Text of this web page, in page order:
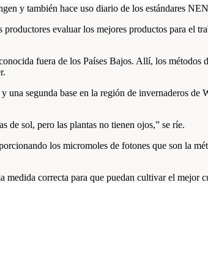
y también hace uso diario de los estándares
evaluar los mejores productos para el
fuera de los Países Bajos. Allí, los métodos
segunda base en la región de invernaderos de
de sol, pero las plantas no tienen ojos,” se ríe.
los micromoles de fotones que son la
correcta para que puedan cultivar el mejor